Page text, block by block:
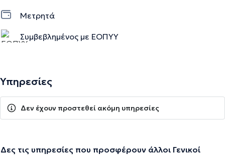
Μετρητά
Συμβεβλημένος με ΕΟΠΥΥ
Υπηρεσίες
Δεν έχουν προστεθεί ακόμη υπηρεσίες
Δες τις υπηρεσίες που προσφέρουν άλλοι Γενικοί